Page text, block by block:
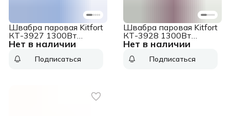
Нет в наличии
Швабра паровая Kitfort
КТ-3927 1300Вт
синий/черный
Подписаться
Нет в наличии
Швабра паровая Kitfort
КТ-3928 1300Вт
малиновый/черный
Подписаться